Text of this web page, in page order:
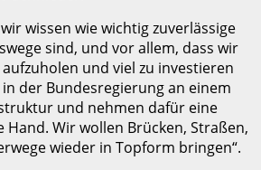
wissen wie wichtig zuverlässige
sind, und vor allem, dass wir
und viel zu investieren
der Bundesregierung an einem
und nehmen dafür eine
Hand. Wir wollen Brücken, Straßen,
wieder in Topform bringen“.